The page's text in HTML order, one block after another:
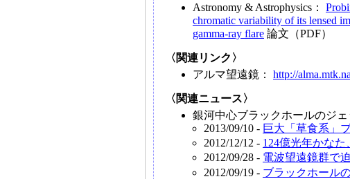
Astronomy & Astrophysics：
chromatic variability of its lensed
gamma-ray flare 論文（PDF）
〈関連リンク〉
アルマ望遠鏡： http://
〈関連ニュース〉
銀河中心ブラックホールのジェ
2013/09/10 - 巨大「草食系」
2012/12/12 - 124億光年かな
2012/09/28 - 電波望遠鏡群で
2012/09/19 - ブラックホール